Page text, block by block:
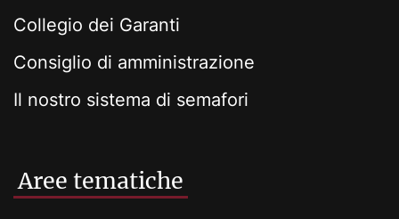
Collegio dei Garanti
Consiglio di amministrazione
Il nostro sistema di semafori
Aree tematiche